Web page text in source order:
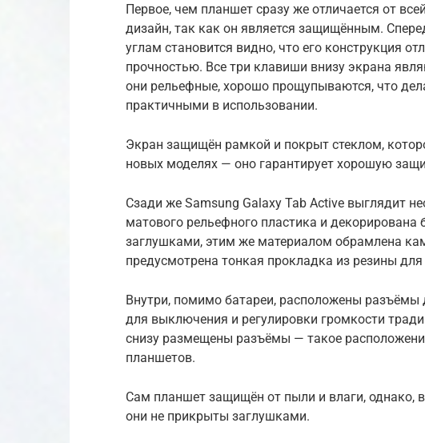
Первое, чем планшет сразу же отличается от
дизайн, так как он является защищённым.
углам становится видно, что его конструкция
прочностью. Все три клавиши внизу экрана
они рельефные, хорошо прощупываются, что
практичными в использовании.
Экран защищён рамкой и покрыт стеклом,
новых моделях — оно гарантирует хорошую
Сзади же Samsung Galaxy Tab Active выглядит
матового рельефного пластика и
заглушками, этим же материалом обрамлена
предусмотрена тонкая прокладка из резины
Внутри, помимо батареи, расположены
для выключения и регулировки громкости
снизу размещены разъёмы — такое
планшетов.
Сам планшет защищён от пыли и влаги, однако,
они не прикрыты заглушками.